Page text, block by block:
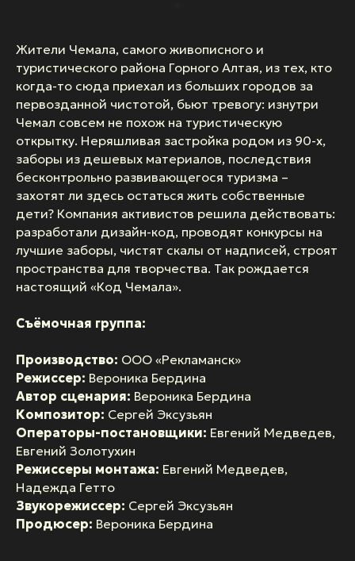
Жители Чемала, самого живописного и
туристического района Горного Алтая, из тех, кто
когда-то сюда приехал из больших городов за
первозданной чистотой, бьют тревогу: изнутри
Чемал совсем не похож на туристическую
открытку. Неряшливая застройка родом из 90-х,
заборы из дешевых материалов, последствия
бесконтрольно развивающегося туризма –
захотят ли здесь остаться жить собственные
дети? Компания активистов решила действовать:
разработали дизайн-код, проводят конкурсы на
лучшие заборы, чистят скалы от надписей, строят
пространства для творчества. Так рождается
настоящий «Код Чемала».
Съёмочная группа:
Производство: ООО «Рекламанск»
Режиссер: Вероника Бердина
Автор сценария: Вероника Бердина
Композитор: Сергей Эксузьян
Операторы-постановщики: Евгений Медведев,
Евгений Золотухин
Режиссеры монтажа: Евгений Медведев,
Надежда Гетто
Звукорежиссер: Сергей Эксузьян
Продюсер: Вероника Бердина